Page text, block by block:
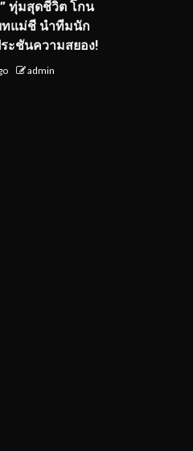
ทุ่มสุดชีวิต โกน
ทแม่ชี นำทีมนัก
ะชันความสยอง!
admin